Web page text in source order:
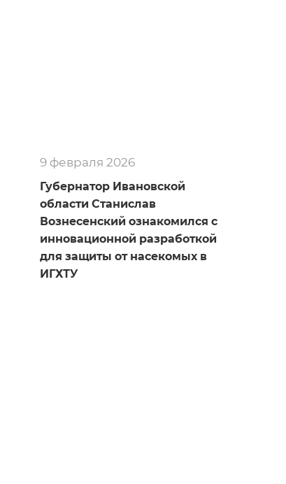
9 февраля 2026
Губернатор Ивановской
области Станислав
Вознесенский ознакомился с
инновационной разработкой
для защиты от насекомых в
ИГХТУ